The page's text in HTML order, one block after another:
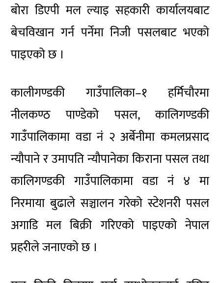
बोरा डिएपी मल ल्याइ सहकारी कार्यालयबाट
बेचविखान गर्न पर्नेमा निजी पसलबाट भएको
पाइएको छ ।
कालीगण्डकी गाउँपालिका–१ हर्मिचौरमा
नीलकण्ठ पाण्डेको पसल, कालिगण्डकी
गाउँपालिकामा वडा नं २ अर्बेनीमा कमलप्रसाद
न्यौपाने र उमापति न्यौपानेका किराना पसल तथा
कालिगण्डकी गाउँपालिकामा वडा नं ४ मा
निरमाया बुढाले सञ्चालन गरेको स्टेशनरी पसल
अगाडि मल बिक्री गरिएको पाइएको नेपाल
प्रहरीले जनाएको छ ।